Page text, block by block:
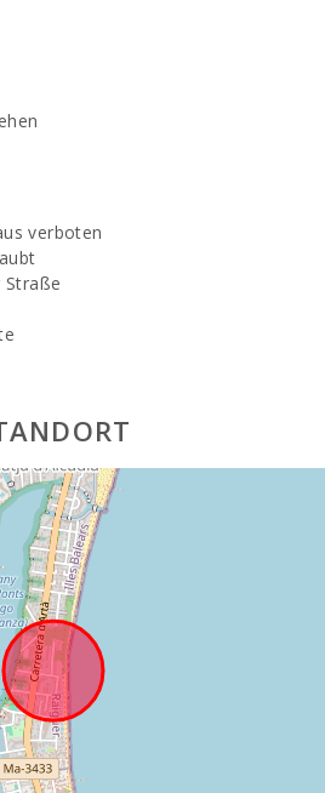
verboten
Straße